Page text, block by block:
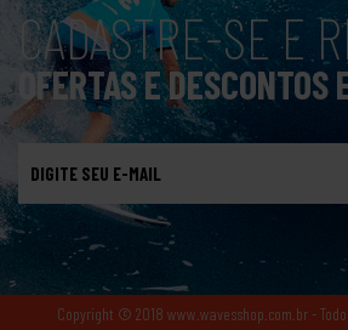
CADASTRE-SE E
OFERTAS E DESCONTOS
Copyright © 2018 www.wavesshop.com.br -